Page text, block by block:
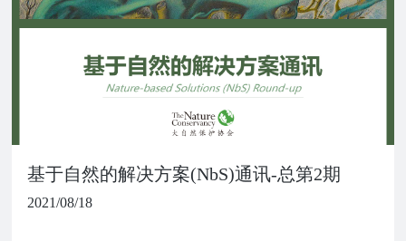
基于自然的解决方案(NbS)通讯-总第2期
2021/08/18